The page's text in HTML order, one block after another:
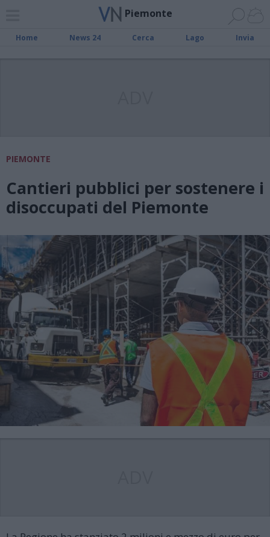
Piemonte
Home News 24 Cerca Lago Invia
PIEMONTE
Cantieri pubblici per sostenere i
disoccupati del Piemonte